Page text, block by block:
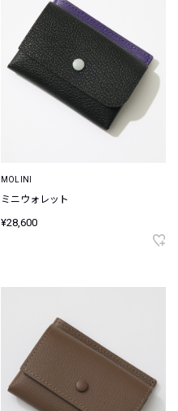
MOLINI
ミニウォレット
¥28,600